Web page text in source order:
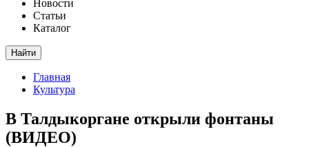
Новости
Статьи
Каталог
Найти
Главная
Культура
В Талдыкоргане открыли фонтаны
(ВИДЕО)